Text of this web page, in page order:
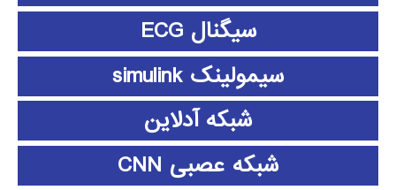
سیگنال ECG
سیمولینک simulink
شبکه آدلاین
شبکه عصبی CNN